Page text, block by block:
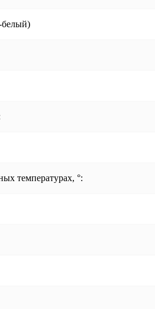
белый)
температурах, °: